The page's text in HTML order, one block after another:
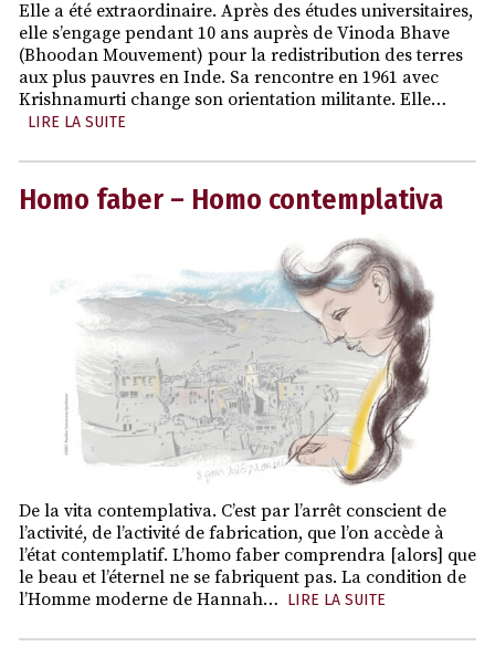
Elle a été extraordinaire. Après des études universitaires,
elle s’engage pendant 10 ans auprès de Vinoda Bhave
(Bhoodan Mouvement) pour la redistribution des terres
aux plus pauvres en Inde. Sa rencontre en 1961 avec
Krishnamurti change son orientation militante. Elle…
LIRE LA SUITE
Homo faber – Homo contemplativa
De la vita contemplativa. C’est par l’arrêt conscient de
l’activité, de l’activité de fabrication, que l’on accède à
l’état contemplatif. L’homo faber comprendra [alors] que
le beau et l’éternel ne se fabriquent pas. La condition de
l’Homme moderne de Hannah… LIRE LA SUITE